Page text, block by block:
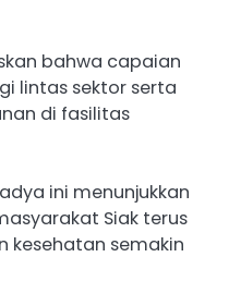
bahwa capaian
lintas sektor serta
di fasilitas
ini menunjukkan
Siak terus
kesehatan semakin